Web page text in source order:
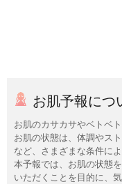
お肌予報につ
お肌のカサカサやベトベ
お肌の状態は、体調やス
など、さまざまな条件に
本予報では、お肌の状態
いただくことを目的に、